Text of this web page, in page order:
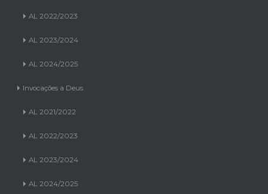
AL 2022/2023
AL 2023/2024
AL 2024/2025
Invocações a Deus
AL 2021/2022
AL 2022/2023
AL 2023/2024
AL 2024/2025